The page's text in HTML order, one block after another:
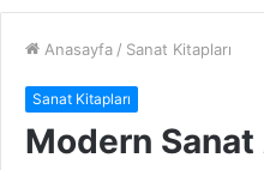
Anasayfa / Sanat Kitapları
Sanat Kitapları
Modern Sanat